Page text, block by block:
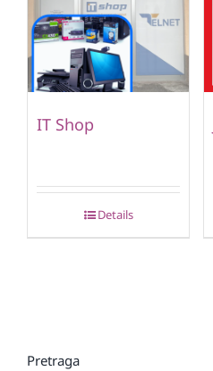
IT Shop
Details
Pretraga